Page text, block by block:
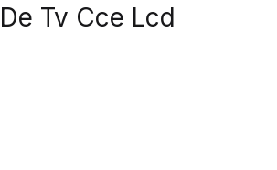
Tv Cce Lcd